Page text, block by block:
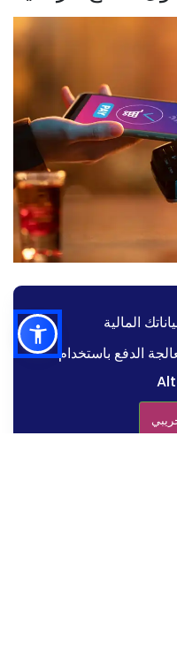
المالية
الدفع باستخدام